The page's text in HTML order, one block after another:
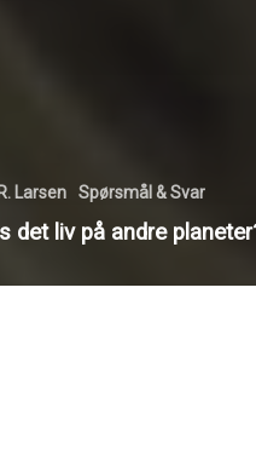
Larsen Spørsmål & Svar
det liv på andre